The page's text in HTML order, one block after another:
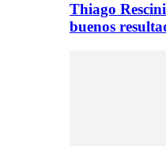
Thiago
buenos